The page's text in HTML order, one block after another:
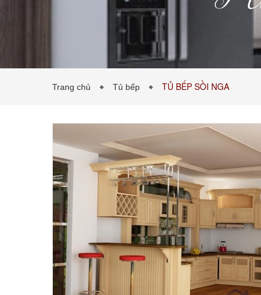
Trang chủ Tủ bếp TỦ BẾP SỒI NGA